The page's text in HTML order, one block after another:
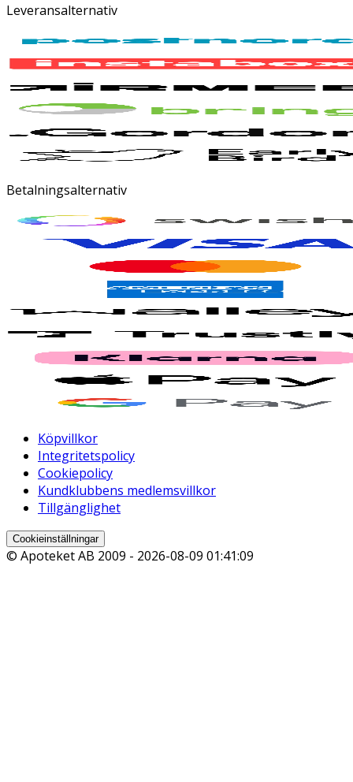
Leveransalternativ
Betalningsalternativ
Köpvillkor
Integritetspolicy
Cookiepolicy
Kundklubbens medlemsvillkor
Tillgänglighet
Cookieinställningar
© Apoteket AB 2009 - 2026-08-09 01:41:09